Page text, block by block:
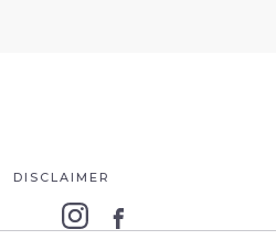
DISCLAIMER